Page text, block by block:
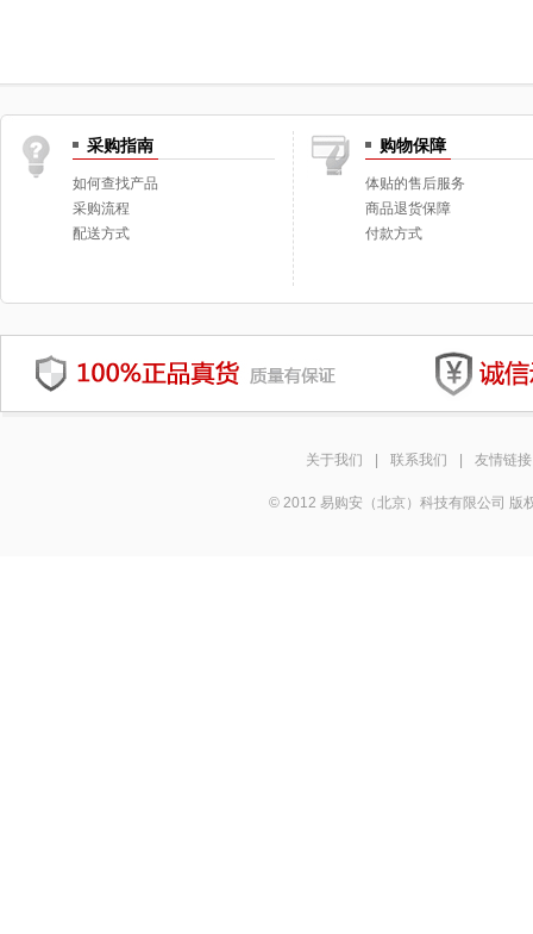
采购指南
如何查找产品
采购流程
配送方式
购物保障
体贴的售后服务
商品退货保障
付款方式
关于我们 联系我们 友情链接
© 2012 易购安（北京）科技有限公司 版